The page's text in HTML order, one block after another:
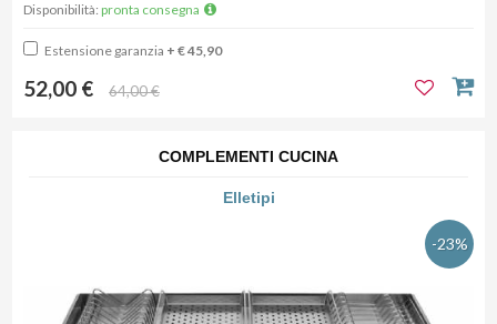
Disponibilità: pronta consegna
Estensione garanzia + € 45,90
52,00 € 64,00 €
COMPLEMENTI CUCINA
Elletipi
-23%